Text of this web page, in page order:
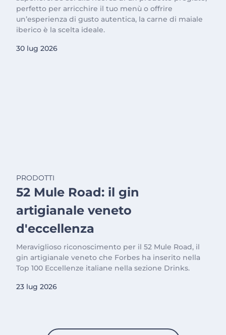
perfetto per arricchire il tuo menù o offrire
un’esperienza di gusto autentica, la carne di maiale
iberico è la scelta ideale.
30 lug 2026
PRODOTTI
52 Mule Road: il gin
artigianale veneto
d'eccellenza
Meraviglioso riconoscimento per il 52 Mule Road, il
gin artigianale veneto che Forbes ha inserito nella
Top 100 Eccellenze italiane nella sezione Drinks.
23 lug 2026